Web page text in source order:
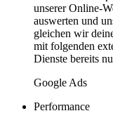
unserer Online-
auswerten und
gleichen wir
mit folgenden
Dienste bereits
Google Ads
Performance